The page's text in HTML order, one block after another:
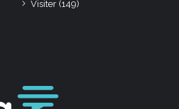
Visiter (149)